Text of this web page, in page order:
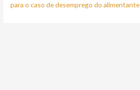
para o caso de desemprego do alimentante